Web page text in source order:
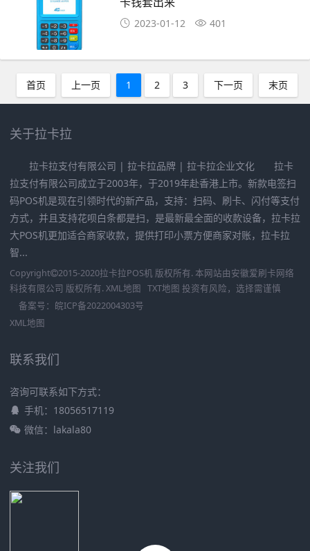
2023-01-12 401
首页 上一页 1 2 3 下一页 末页
关于拉卡拉
拉卡拉支付有限公司 | 拉卡拉品牌 | 拉卡拉企业文化 拉卡
拉支付有限公司成立于2003年，于2019年赴香港上市。新款电签扫
码POS机是现在引领时代的新产品，支持：扫码、刷卡、闪付等支付
方式，并且支持花呗白条都是扫，是最新最全面的收款设备，拉卡拉
大POS机更加适合商家收款，提供打印小票方便商家对账，拉卡拉
智...
Copyright 2015-2020拉卡拉POS机 版权所有. 本网站由安徽爱刷卡网络
科技有限公司 版权所有. XML地图 TXT地图 投资有风险，选择需谨慎
备案号： 皖ICP备2022004303号
XML地图
联系我们
咨询可联系如下方式：
手机：18056517119
微信：lakala80
关注我们